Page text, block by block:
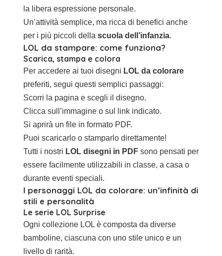
la libera espressione personale.
Un’attività semplice, ma ricca di benefici anche
per i più piccoli della scuola dell’infanzia.
LOL da stampare: come funziona?
Scarica, stampa e colora
Per accedere ai tuoi disegni LOL da colorare
preferiti, segui questi semplici passaggi:
Scorri la pagina e scegli il disegno.
Clicca sull’immagine o sul link indicato.
Si aprirà un file in formato PDF.
Puoi scaricarlo o stamparlo direttamente!
Tutti i nostri LOL disegni in PDF sono pensati per
essere facilmente utilizzabili in classe, a casa o
durante eventi speciali.
I personaggi LOL da colorare: un’infinità di
stili e personalità
Le serie LOL Surprise
Ogni collezione LOL è composta da diverse
bamboline, ciascuna con uno stile unico e un
livello di rarità.